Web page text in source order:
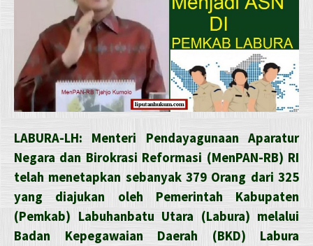
LABURA-LH: Menteri Pendayagunaan Aparatur
Negara dan Birokrasi Reformasi (MenPAN-RB) RI
telah menetapkan sebanyak 379 Orang dari 325
yang diajukan oleh Pemerintah Kabupaten
(Pemkab) Labuhanbatu Utara (Labura) melalui
Badan Kepegawaian Daerah (BKD) Labura